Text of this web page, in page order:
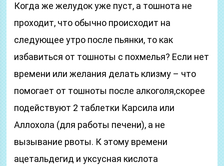
Когда же желудок уже пуст, а тошнота не
проходит, что обычно происходит на
следующее утро после пьянки, то как
избавиться от тошноты с похмелья? Если нет
времени или желания делать клизму – что
помогает от тошноты после алкоголя,скорее
подействуют 2 таблетки Карсила или
Аллохола (для работы печени), а не
вызывание рвоты. К этому времени
ацетальдегид и уксусная кислота